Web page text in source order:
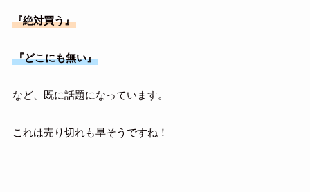
『絶対買う』
『どこにも無い』
など、既に話題になっています。
これは売り切れも早そうですね！